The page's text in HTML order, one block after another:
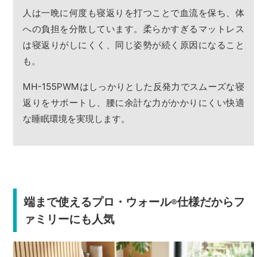
人は一晩に何度も寝返りを打つことで血流を保ち、体
への負担を分散しています。柔らかすぎるマットレス
は寝返りがしにくく、同じ姿勢が続く原因になること
も。
MH-155PWMはしっかりとした反発力でスムーズな寝
返りをサポートし、腰に余計な力がかかりにくい快適
な睡眠環境を実現します。
端まで使えるプロ・ウォール®仕様だからフ
ァミリーにも人気